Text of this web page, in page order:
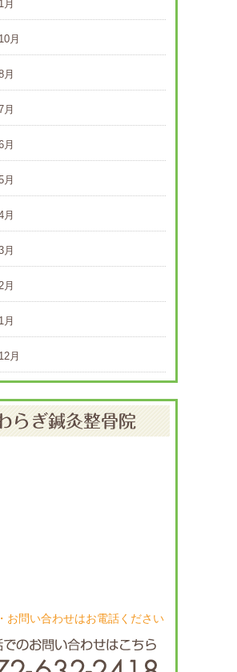
月
月
月
月
月
月
月
月
月
月
月
お問い合わせはお電話ください